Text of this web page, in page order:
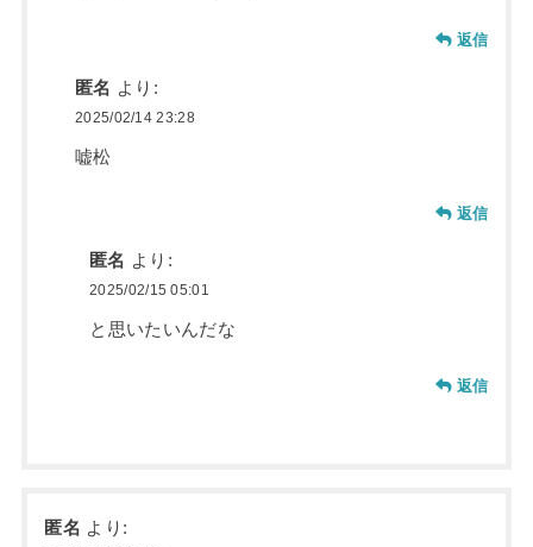
返信
匿名 より:
2025/02/14 23:28
嘘松
返信
匿名 より:
2025/02/15 05:01
と思いたいんだな
返信
匿名 より: